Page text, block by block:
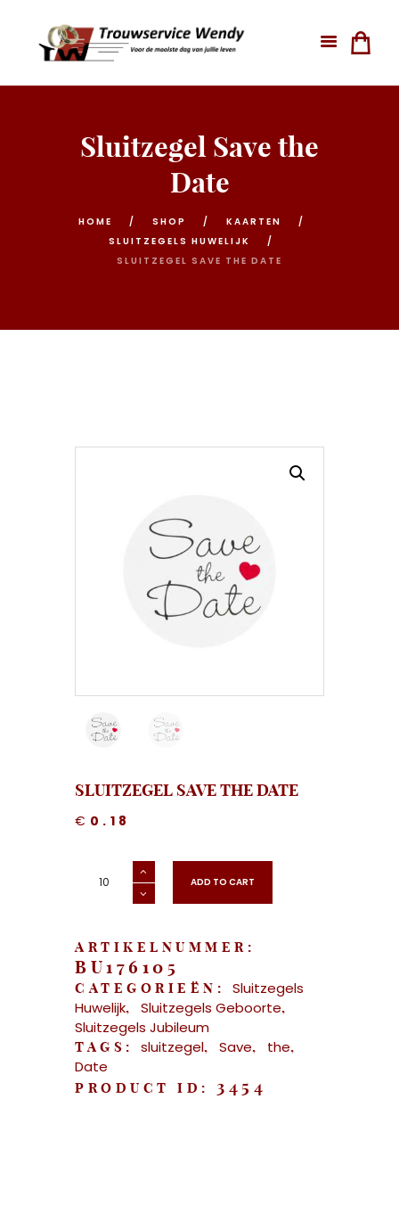
Sluitzegel Save the
Date
HOME SHOP
KAARTEN
SLUITZEGELS HUWELIJK
SLUITZEGEL SAVE THE DATE
SLUITZEGEL SAVE THE DATE
€ 0.18
Save ADD TO CART
ARTIKELNUMMER:
BU176105
CATEGORIEËN: Sluitzegels
Huwelijk, Sluitzegels Geboorte,
Sluitzegels Jubileum
TAGS: sluitzegel, Save, the,
Date
PRODUCT ID: 3454